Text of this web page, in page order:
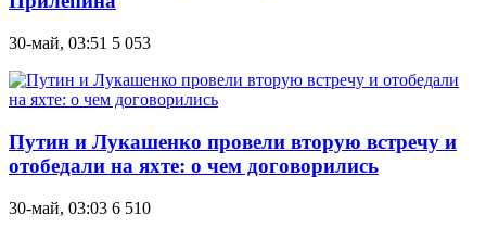
30-май, 03:51 5 053
Путин и Лукашенко провели вторую встречу и
отобедали на яхте: о чем договорились
30-май, 03:03 6 510